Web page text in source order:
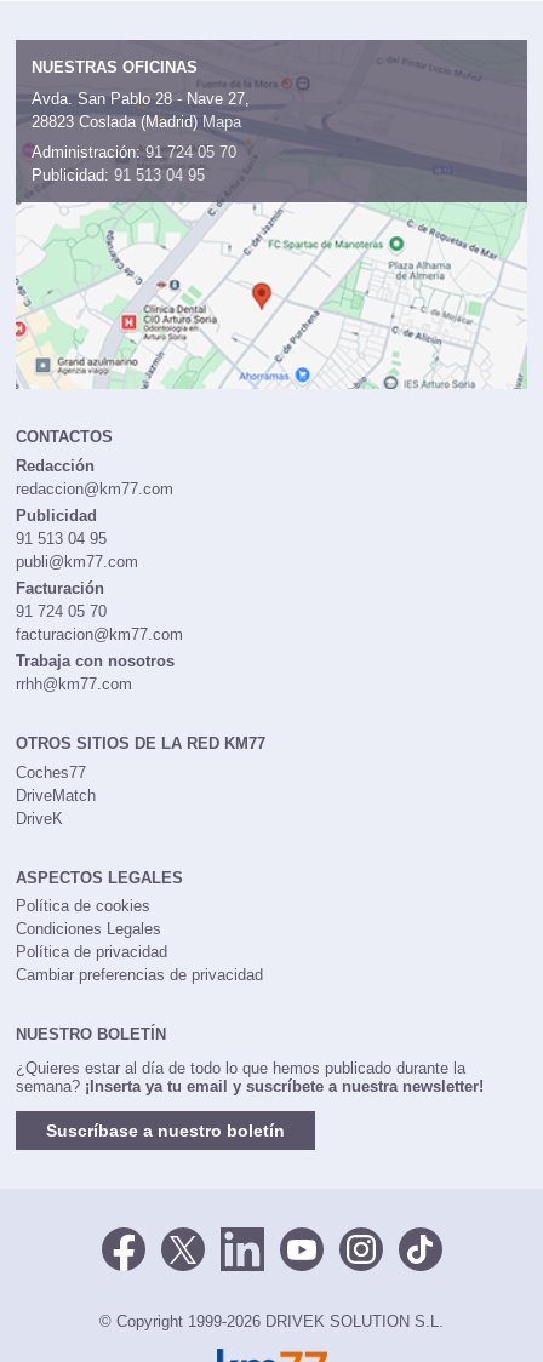
NUESTRAS OFICINAS
Avda. San Pablo 28 - Nave 27,
28823 Coslada (Madrid) Mapa
Administración: 91 724 05 70
Publicidad: 91 513 04 95
CONTACTOS
Redacción
redaccion@km77.com
Publicidad
91 513 04 95
publi@km77.com
Facturación
91 724 05 70
facturacion@km77.com
Trabaja con nosotros
rrhh@km77.com
OTROS SITIOS DE LA RED KM77
Coches77
DriveMatch
DriveK
ASPECTOS LEGALES
Política de cookies
Condiciones Legales
Política de privacidad
Cambiar preferencias de privacidad
NUESTRO BOLETÍN
¿Quieres estar al día de todo lo que hemos publicado durante la
semana? ¡Inserta ya tu email y suscríbete a nuestra newsletter!
Suscríbase a nuestro boletín
© Copyright 1999-2026 DRIVEK SOLUTION S.L.